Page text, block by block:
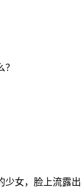
女，脸上流露出